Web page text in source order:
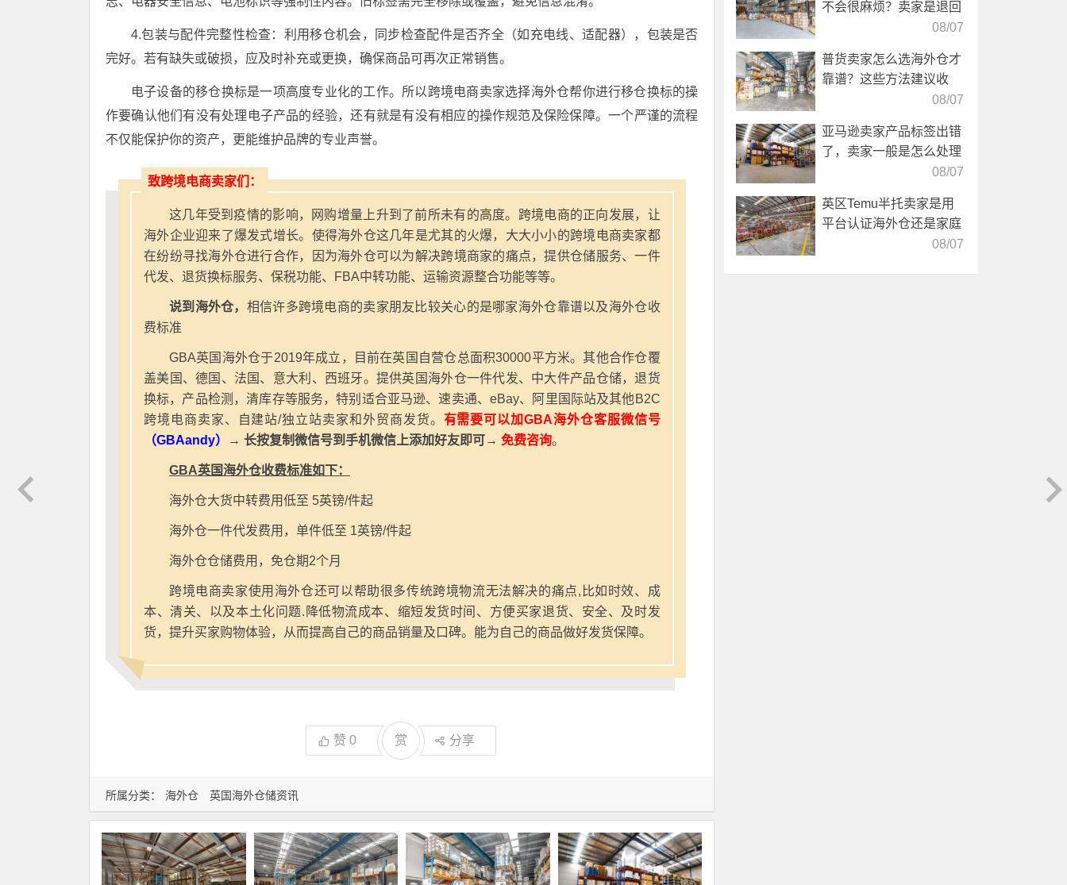
所属分类： 海外仓 英国海外仓储资讯
4.包装与配件完整性检查：利用移仓机会，同步检查配件是否齐全（如充电线、适配器），包装是否
完好。若有缺失或破损，应及时补充或更换，确保商品可再次正常销售。
电子设备的移仓换标是一项高度专业化的工作。所以跨境电商卖家选择海外仓帮你进行移仓换标的操
作要确认他们有没有处理电子产品的经验，还有就是有没有相应的操作规范及保险保障。一个严谨的流程
不仅能保护你的资产，更能维护品牌的专业声誉。
致跨境电商卖家们：
这几年受到疫情的影响，网购增量上升到了前所未有的高度。跨境电商的正向发展，让
海外企业迎来了爆发式增长。使得海外仓这几年是尤其的火爆，大大小小的跨境电商卖家都
在纷纷寻找海外仓进行合作，因为海外仓可以为解决跨境商家的痛点，提供仓储服务、一件
代发、退货换标服务、保税功能、FBA中转功能、运输资源整合功能等等。
说到海外仓， 相信许多跨境电商的卖家朋友比较关心的是哪家海外仓靠谱以及海外仓收
费标准
GBA英国海外仓于2019年成立，目前在英国自营仓总面积30000平方米。其他合作仓覆
盖美国、德国、法国、意大利、西班牙。提供英国海外仓一件代发、中大件产品仓储，退货
换标，产品检测，清库存等服务，特别适合亚马逊、速卖通、eBay、阿里国际站及其他B2C
跨境电商卖家、自建站/独立站卖家和外贸商发货。 有需要可以加GBA海外仓客服微信号
（GBAandy）
→ 长按复制微信号到手机微信上添加好友即可→ 免费咨询。
GBA英国海外仓收费标准如下：
海外仓大货中转费用低至 5英镑/件起
海外仓一件代发费用，单件低至 1英镑/件起
海外仓仓储费用，免仓期2个月
跨境电商卖家使用海外仓还可以帮助很多传统跨境物流无法解决的痛点,比如时效、成
本、清关、以及本土化问题.降低物流成本、缩短发货时间、方便买家退货、安全、及时发
货，提升买家购物体验，从而提高自己的商品销量及口碑。能为自己的商品做好发货保障。
赞 0 赏 分享
不会很麻烦？卖家是退回
国内还是在海外直接处08/07
普货卖家怎么选海外仓才
靠谱？这些方法建议收
08/07
亚马逊卖家产品标签出错
了，卖家一般是怎么处理
08/07
英区Temu半托卖家是用
平台认证海外仓还是家庭
08/07